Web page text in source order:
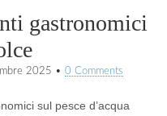
gastronomici
2025 • 0 Comments
sul pesce d’acqua